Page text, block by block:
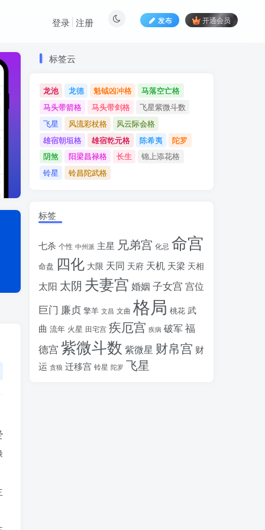
发布 开通会员
登录 注册
标签云
龙池 龙德 魁钺凶冲格
马落空亡格
马头带箭格
马头带剑格
飞星紫微斗数
飞星
风流彩杖格
风云际会格
雄宿朝垣格
雄宿乾元格 陈希夷
陀罗
阴煞
阳梁昌禄格 长生
锦上添花格
铃星
铃昌陀武格
标签云
龙池 龙德 魁钺凶冲格
马落空亡格
马头带箭格
马头带剑格
飞星紫微斗数
飞星
风流彩杖格
风云际会格
雄宿朝垣格
雄宿乾元格 陈希夷
陀罗
阴煞
阳梁昌禄格 长生
锦上添花格
铃星
铃昌陀武格
标签
七杀 个性 中州派 主星 兄弟宫 化忌 命宫
命盘 四化 大限 天同 天府 天机 天梁 天相
太阳 太阴 夫妻宫 婚姻 子女宫 宫位
巨门 廉贞 擎羊 文昌 文曲 格局 桃花 武
曲 流年 火星 田宅宫 疾厄宫 疾病 破军福
德宫 紫微斗数 紫微星 财帛宫 财
运 贪狼 迁移宫 铃星 陀罗 飞星